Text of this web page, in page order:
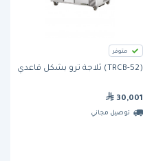
متوفر
(TRCB-52) ثلاجة ترو بشكل قاعدي
30,001
توصيل مجاني